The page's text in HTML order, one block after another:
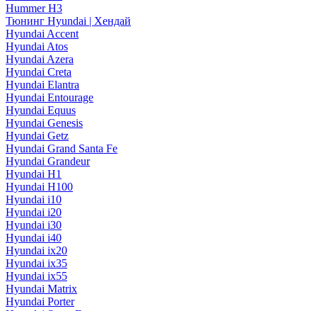
Hummer H3
Тюнинг Hyundai | Хендай
Hyundai Accent
Hyundai Atos
Hyundai Azera
Hyundai Creta
Hyundai Elantra
Hyundai Entourage
Hyundai Equus
Hyundai Genesis
Hyundai Getz
Hyundai Grand Santa Fe
Hyundai Grandeur
Hyundai H1
Hyundai H100
Hyundai i10
Hyundai i20
Hyundai i30
Hyundai i40
Hyundai ix20
Hyundai ix35
Hyundai ix55
Hyundai Matrix
Hyundai Porter